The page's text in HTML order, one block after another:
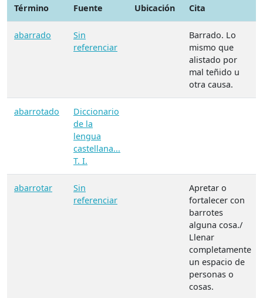
Término Fuente Ubicación Cita
abarrado
Sin
referenciar
Barrado. Lo
mismo que
alistado por
mal teñido u
otra causa.
abarrotado
Diccionario
de la
lengua
castellana...
T. I.
abarrotar
Sin
referenciar
Apretar o
fortalecer con
barrotes
alguna cosa./
Llenar
completamente
un espacio de
personas o
cosas.